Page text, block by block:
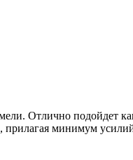
Отлично подойдет
прилагая минимум